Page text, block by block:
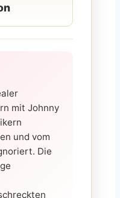
mit Johnny
und vom
Die